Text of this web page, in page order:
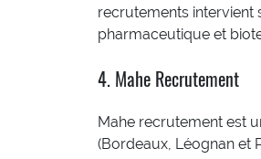
recrutements intervient
pharmaceutique et
4. Mahe Recrutement
Mahe recrutement est
(Bordeaux, Léognan et